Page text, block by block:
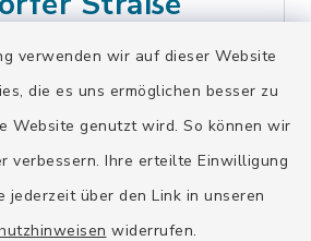
verwenden wir auf dieser Website
die es uns ermöglichen besser zu
Website genutzt wird. So können wir
verbessern. Ihre erteilte Einwilligung
jederzeit über den Link in unseren
widerrufen.
Straße 36,
Type 2